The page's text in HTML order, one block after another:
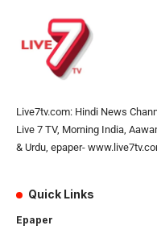
Live7tv.com: Hindi News
Live 7 TV, Morning India,
& Urdu, epaper-
Quick Links
Epaper